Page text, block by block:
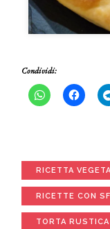
Condividi:
RICETTA
RICETTE CON
TORTA RUSTICA